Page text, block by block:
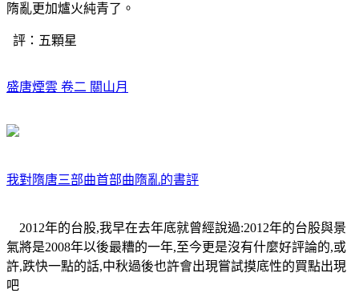
隋亂更加爐火純青了。
評：五顆星
盛唐煙雲 卷二 關山月
我對隋唐三部曲首部曲隋亂的書評
2012年的台股,我早在去年底就曾經說過:2012年的台股與景
氣將是2008年以後最糟的一年,至今更是沒有什麼好評論的,或
許,跌快一點的話,中秋過後也許會出現嘗試摸底性的買點出現
吧